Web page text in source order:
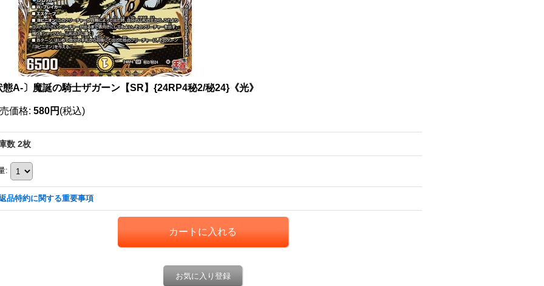
態A-〕魔誕の騎士ザガーン【SR】{24RP4秘2/秘24}《光》
価格: 580円 (税込)
数 2枚
:
品特約に関する重要事項
お気に入り登録